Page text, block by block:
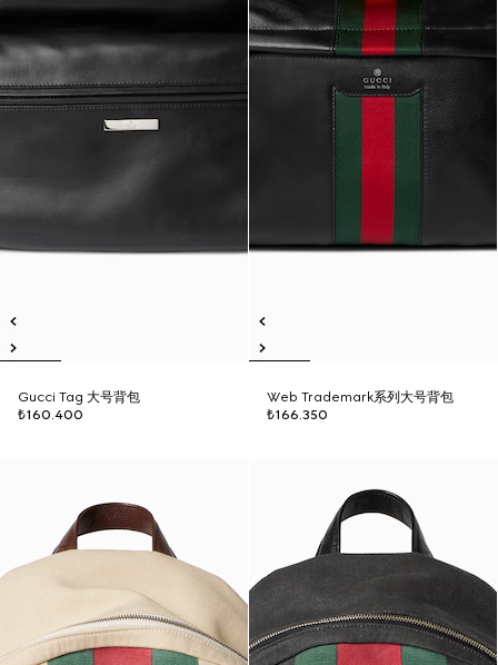
Gucci Tag 大号背包
₺160.400
Web Trademark系列大号背包
₺166.350